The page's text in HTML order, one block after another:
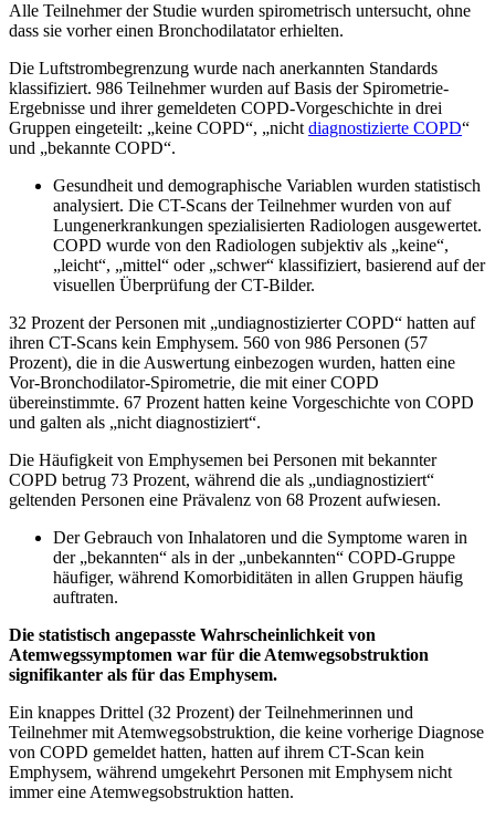
Alle Teilnehmer der Studie wurden spirometrisch untersucht, ohne
dass sie vorher einen Bronchodilatator erhielten.
Die Luftstrombegrenzung wurde nach anerkannten Standards
klassifiziert. 986 Teilnehmer wurden auf Basis der Spirometrie-
Ergebnisse und ihrer gemeldeten COPD-Vorgeschichte in drei
Gruppen eingeteilt: „keine COPD“, „nicht diagnostizierte COPD“
und „bekannte COPD“.
Gesundheit und demographische Variablen wurden statistisch
analysiert. Die CT-Scans der Teilnehmer wurden von auf
Lungenerkrankungen spezialisierten Radiologen ausgewertet.
COPD wurde von den Radiologen subjektiv als „keine“,
„leicht“, „mittel“ oder „schwer“ klassifiziert, basierend auf der
visuellen Überprüfung der CT-Bilder.
32 Prozent der Personen mit „undiagnostizierter COPD“ hatten auf
ihren CT-Scans kein Emphysem. 560 von 986 Personen (57
Prozent), die in die Auswertung einbezogen wurden, hatten eine
Vor-Bronchodilator-Spirometrie, die mit einer COPD
übereinstimmte. 67 Prozent hatten keine Vorgeschichte von COPD
und galten als „nicht diagnostiziert“.
Die Häufigkeit von Emphysemen bei Personen mit bekannter
COPD betrug 73 Prozent, während die als „undiagnostiziert“
geltenden Personen eine Prävalenz von 68 Prozent aufwiesen.
Der Gebrauch von Inhalatoren und die Symptome waren in
der „bekannten“ als in der „unbekannten“ COPD-Gruppe
häufiger, während Komorbiditäten in allen Gruppen häufig
auftraten.
Die statistisch angepasste Wahrscheinlichkeit von
Atemwegssymptomen war für die Atemwegsobstruktion
signifikanter als für das Emphysem.
Ein knappes Drittel (32 Prozent) der Teilnehmerinnen und
Teilnehmer mit Atemwegsobstruktion, die keine vorherige Diagnose
von COPD gemeldet hatten, hatten auf ihrem CT-Scan kein
Emphysem, während umgekehrt Personen mit Emphysem nicht
immer eine Atemwegsobstruktion hatten.